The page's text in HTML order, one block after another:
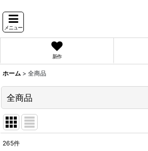
メニュー
新作
ホーム > 全商品
全商品
265件